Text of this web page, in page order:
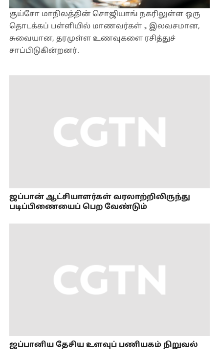
குய்சோ மாநிலத்தின் சொஜியாங் நகரிலுள்ள ஒரு
தொடக்கப் பள்ளியில் மாணவர்கள்，இலவசமான,
சுவையான, தரமுள்ள உணவுகளை ரசித்துச்
சாப்பிடுகின்றனர்.
ஜப்பான் ஆட்சியாளர்கள் வரலாற்றிலிருந்து
படிப்பிணையைப் பெற வேண்டும்
ஜப்பானிய தேசிய உளவுப் பணியகம் நிறுவல்